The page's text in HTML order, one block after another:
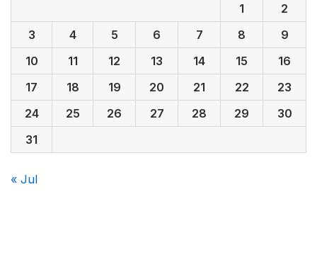
1
2
3
4 5 6 7 8
9
10
11 12 13 14 15
16
17
18 19 20 21 22
23
24
25 26 27 28 29
30
31
« Jul